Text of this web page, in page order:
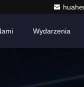
Wydarzenia